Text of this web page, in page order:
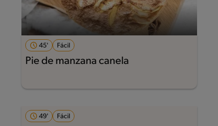
45' Fácil
Pie de manzana canela
49' Fácil